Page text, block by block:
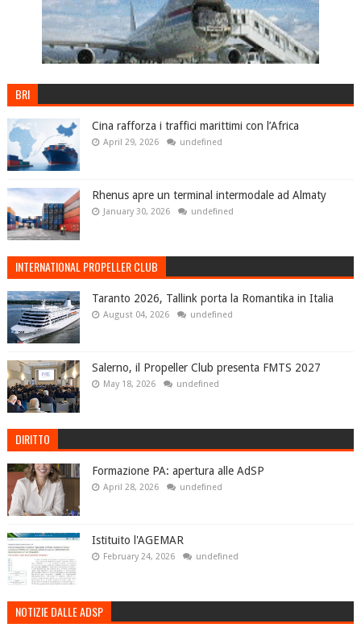
BRI
Cina rafforza i traffici marittimi con l’Africa
April 29, 2026 undefined
Rhenus apre un terminal intermodale ad Almaty
January 30, 2026 undefined
INTERNATIONAL PROPELLER CLUB
Taranto 2026, Tallink porta la Romantika in Italia
August 04, 2026 undefined
Salerno, il Propeller Club presenta FMTS 2027
May 18, 2026 undefined
DIRITTO
Formazione PA: apertura alle AdSP
April 28, 2026 undefined
Istituito l'AGEMAR
February 24, 2026 undefined
NOTIZIE DALLE ADSP